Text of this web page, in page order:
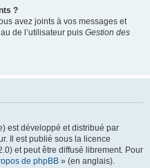
?
avez joints à vos messages et
de l’utilisateur puis Gestion des
est développé et distribué par
Il est publié sous la licence
et peut être diffusé librement. Pour
de phpBB » (en anglais).